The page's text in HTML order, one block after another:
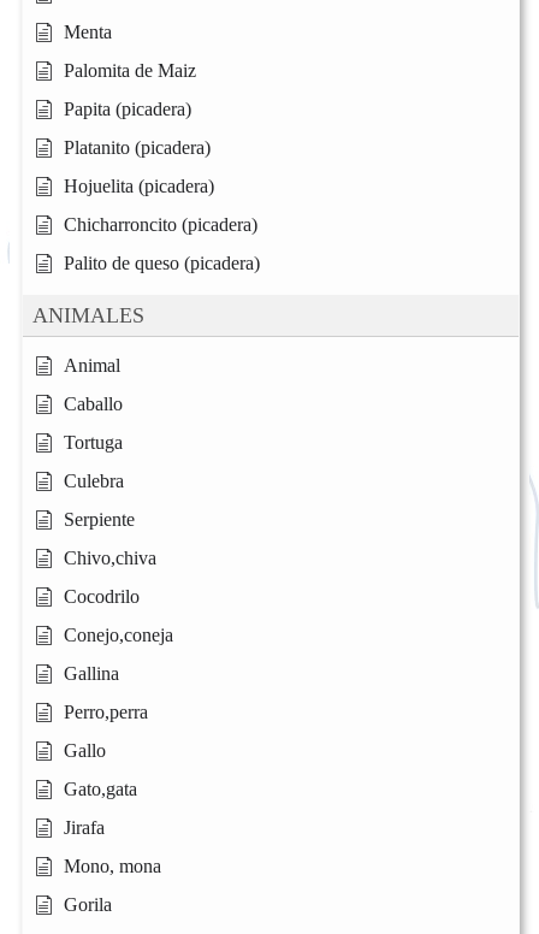
Menta
Palomita de Maiz
Papita (picadera)
Platanito (picadera)
Hojuelita (picadera)
Chicharroncito (picadera)
Palito de queso (picadera)
ANIMALES
Animal
Caballo
Tortuga
Culebra
Serpiente
Chivo,chiva
Cocodrilo
Conejo,coneja
Gallina
Perro,perra
Gallo
Gato,gata
Jirafa
Mono, mona
Gorila